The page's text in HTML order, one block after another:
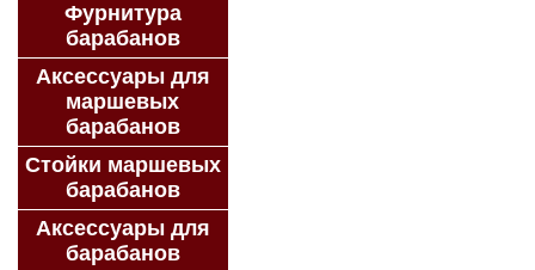
Фурнитура
барабанов
Аксессуары для
маршевых
барабанов
Стойки маршевых
барабанов
Аксессуары для
барабанов